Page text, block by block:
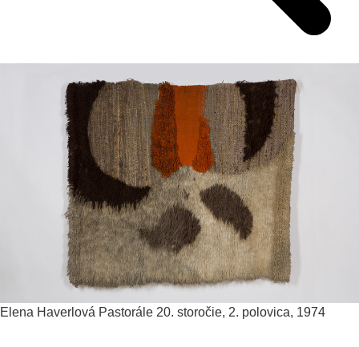
Elena Haverlová Pastorále 20. storočie, 2. polovica, 1974